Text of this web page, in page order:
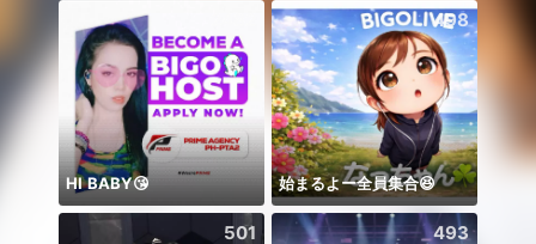
HI BABY😘
498
始まるよー全員集合😆
501 493